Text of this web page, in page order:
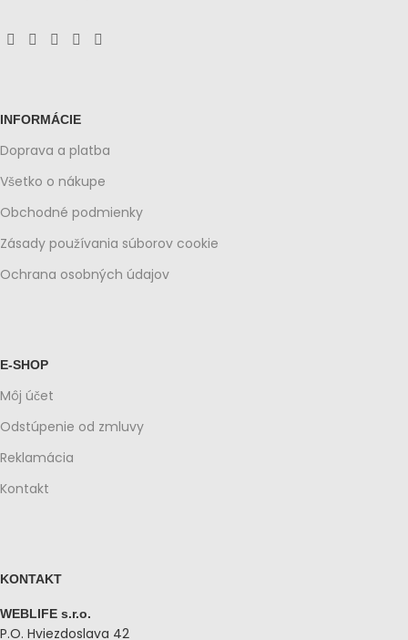
INFORMÁCIE
Doprava a platba
Všetko o nákupe
Obchodné podmienky
Zásady používania súborov cookie
Ochrana osobných údajov
E-SHOP
Môj účet
Odstúpenie od zmluvy
Reklamácia
Kontakt
KONTAKT
WEBLIFE s.r.o.
P.O. Hviezdoslava 42